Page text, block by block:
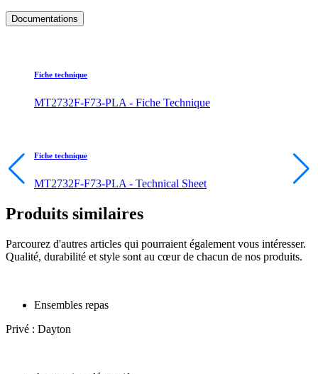
Documentations
Fiche technique
MT2732F-F73-PLA - Fiche Technique
Fiche technique
MT2732F-F73-PLA - Technical Sheet
Produits similaires
Parcourez d'autres articles qui pourraient également vous intéresser.
Qualité, durabilité et style sont au cœur de chacun de nos produits.
Ensembles repas
Privé : Dayton